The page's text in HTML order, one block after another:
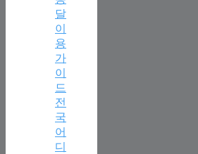
달
이
용
가
이
드
전
국
어
디